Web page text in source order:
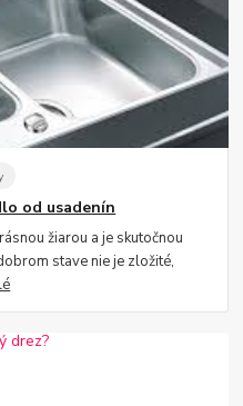
od usadenín
žiarou a je skutočnou
stave nie je zložité,